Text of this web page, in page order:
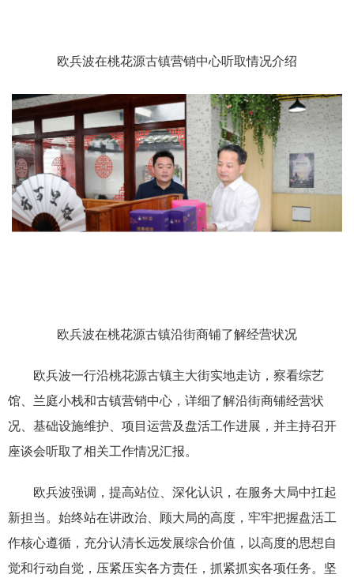
欧兵波在桃花源古镇营销中心听取情况介绍
欧兵波在桃花源古镇沿街商铺了解经营状况
欧兵波一行沿桃花源古镇主大街实地走访，察看综艺
馆、兰庭小栈和古镇营销中心，详细了解沿街商铺经营状
况、基础设施维护、项目运营及盘活工作进展，并主持召开
座谈会听取了相关工作情况汇报。
欧兵波强调，提高站位、深化认识，在服务大局中扛起
新担当。始终站在讲政治、顾大局的高度，牢牢把握盘活工
作核心遵循，充分认清长远发展综合价值，以高度的思想自
觉和行动自觉，压紧压实各方责任，抓紧抓实各项任务。坚